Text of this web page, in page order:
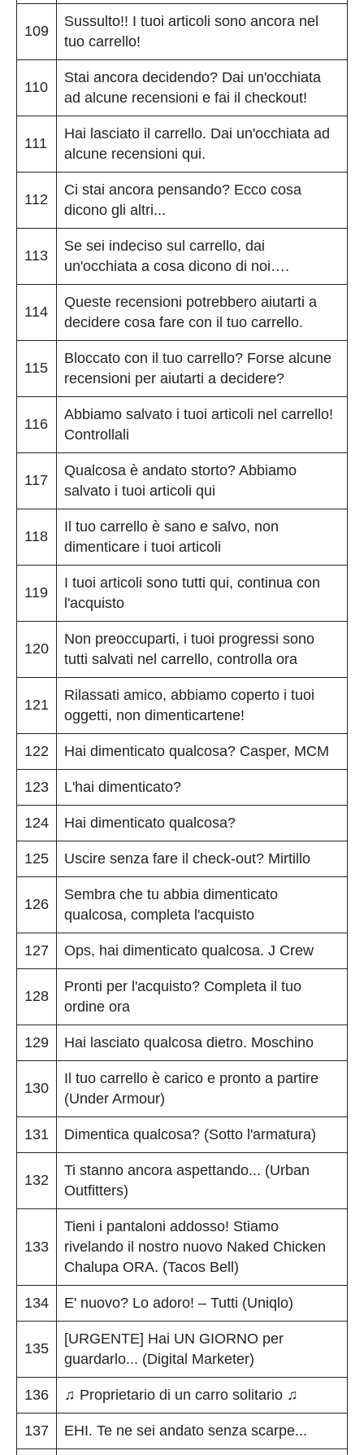
109
Sussulto!! I tuoi articoli sono ancora nel
tuo carrello!
110
Stai ancora decidendo? Dai un'occhiata
ad alcune recensioni e fai il checkout!
111
Hai lasciato il carrello. Dai un'occhiata ad
alcune recensioni qui.
112
Ci stai ancora pensando? Ecco cosa
dicono gli altri...
113
Se sei indeciso sul carrello, dai
un'occhiata a cosa dicono di noi….
114
Queste recensioni potrebbero aiutarti a
decidere cosa fare con il tuo carrello.
115
Bloccato con il tuo carrello? Forse alcune
recensioni per aiutarti a decidere?
116
Abbiamo salvato i tuoi articoli nel carrello!
Controllali
117
Qualcosa è andato storto? Abbiamo
salvato i tuoi articoli qui
118
Il tuo carrello è sano e salvo, non
dimenticare i tuoi articoli
119
I tuoi articoli sono tutti qui, continua con
l'acquisto
120
Non preoccuparti, i tuoi progressi sono
tutti salvati nel carrello, controlla ora
121
Rilassati amico, abbiamo coperto i tuoi
oggetti, non dimenticartene!
122 Hai dimenticato qualcosa? Casper, MCM
123 L'hai dimenticato?
124 Hai dimenticato qualcosa?
125 Uscire senza fare il check-out? Mirtillo
126
Sembra che tu abbia dimenticato
qualcosa, completa l'acquisto
127 Ops, hai dimenticato qualcosa. J Crew
128
Pronti per l'acquisto? Completa il tuo
ordine ora
129 Hai lasciato qualcosa dietro. Moschino
130
Il tuo carrello è carico e pronto a partire
(Under Armour)
131 Dimentica qualcosa? (Sotto l'armatura)
132
Ti stanno ancora aspettando... (Urban
Outfitters)
133
Tieni i pantaloni addosso! Stiamo
rivelando il nostro nuovo Naked Chicken
Chalupa ORA. (Tacos Bell)
134 E' nuovo? Lo adoro! – Tutti (Uniqlo)
135
[URGENTE] Hai UN GIORNO per
guardarlo... (Digital Marketer)
136 ♫ Proprietario di un carro solitario ♫
137 EHI. Te ne sei andato senza scarpe...